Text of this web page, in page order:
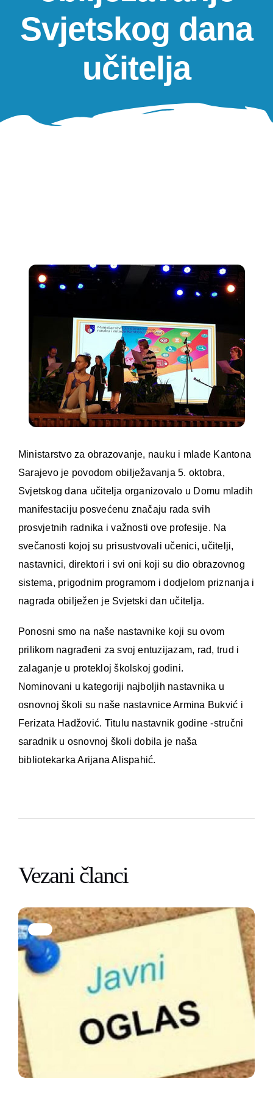
Oglasna ploča
Aktivnosti
Svjetskog dana
učitelja
Ministarstvo za obrazovanje, nauku i mlade Kantona
Sarajevo je povodom obilježavanja 5. oktobra,
Svjetskog dana učitelja organizovalo u Domu mladih
manifestaciju posvećenu značaju rada svih
prosvjetnih radnika i važnosti ove profesije. Na
svečanosti kojoj su prisustvovali učenici, učitelji,
nastavnici, direktori i svi oni koji su dio obrazovnog
sistema, prigodnim programom i dodjelom priznanja i
nagrada obilježen je Svjetski dan učitelja.
Ponosni smo na naše nastavnike koji su ovom
prilikom nagrađeni za svoj entuzijazam, rad, trud i
zalaganje u protekloj školskoj godini.
Nominovani u kategoriji najboljih nastavnika u
osnovnoj školi su naše nastavnice Armina Bukvić i
Ferizata Hadžović. Titulu nastavnik godine -stručni
saradnik u osnovnoj školi dobila je naša
bibliotekarka Arijana Alispahić.
Vezani članci